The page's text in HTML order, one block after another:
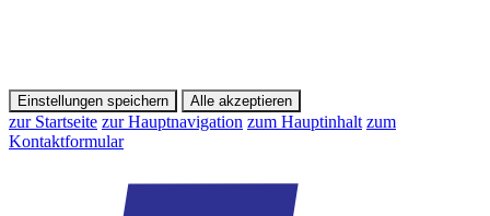
Einstellungen speichern Alle akzeptieren
zur Startseite zur Hauptnavigation zum Hauptinhalt zum
Kontaktformular